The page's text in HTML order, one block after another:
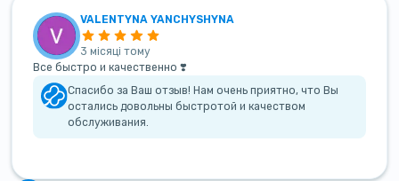
VALENTYNA YANCHYSHYNA
3 місяці тому
Все быстро и качественно ❣️
Спасибо за Ваш отзыв! Нам очень приятно, что Вы
остались довольны быстротой и качеством
обслуживания.